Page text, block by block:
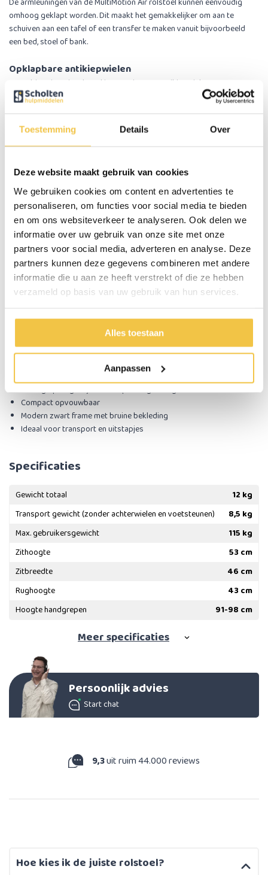
Toestemming Details Over
Deze website maakt gebruik van cookies
We gebruiken cookies om content en advertenties te
personaliseren, om functies voor social media te bieden
en om ons websiteverkeer te analyseren. Ook delen we
informatie over uw gebruik van onze site met onze
partners voor social media, adverteren en analyse. Deze
partners kunnen deze gegevens combineren met andere
informatie die u aan ze heeft verstrekt of die ze hebben
verzameld op basis van uw gebruik van hun services.
Alles toestaan
Aanpassen
omhoog geklapt worden. Dit maakt het gemakkelijker om aan te
schuiven aan een tafel of een transfer te maken vanuit bijvoorbeeld
een bed, stoel of bank.
Opklapbare antikiepwielen
De MultiMotion Air rolstoel is voorzien van antikiepwielen voor extra
veiligheid. Deze voorkomen dat de rolstoel te ver achterover kantelt.
kunnen ze eenvoudig omhoog geklapt worden.
Praktisch en comfortabel in gebruik
meenemen van kleine spullen zoals een telefoon, portemonnee of
papieren.
Dankzij het lichte gewicht, de comfortabele bekleding en de praktische
functies is de MultiMotion Air rolstoel geschikt voor zowel binnen- als
buitengebruik.
Uw reden om te kiezen voor de MultiMotion Air rolstoel
Slechts 12 kg totaalgewicht
Transportgewicht van slechts 8,5 kg
Remmen op de handvatten voor de begeleider
Neerklapbare rugleuning
Opklapbare armleuningen
Handig opbergvakje achterop de rugleuning
Compact opvouwbaar
Modern zwart frame met bruine bekleding
Ideaal voor transport en uitstapjes
Specificaties
Gewicht totaal
12 kg
Transport gewicht (zonder achterwielen en voetsteunen)
8,5 kg
Max. gebruikersgewicht
115 kg
Zithoogte
53 cm
Zitbreedte
46 cm
Rughoogte
43 cm
Hoogte handgrepen
91-98 cm
Meerspecificaties
Persoonlijk advies
Start chat
9,3uit ruim 44.000 reviews
Hoe kies ik de juiste rolstoel?